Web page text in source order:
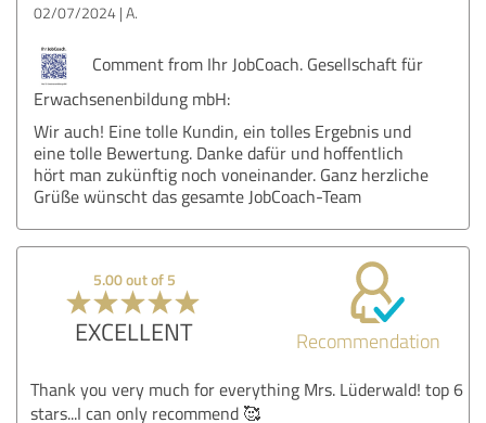
02/07/2024 A.
Comment from Ihr JobCoach. Gesellschaft für
Erwachsenenbildung mbH:
Wir auch! Eine tolle Kundin, ein tolles Ergebnis und
eine tolle Bewertung. Danke dafür und hoffentlich
hört man zukünftig noch voneinander. Ganz herzliche
Grüße wünscht das gesamte JobCoach-Team
5.00 out of 5
EXCELLENT Recommendation
Thank you very much for everything Mrs. Lüderwald! top 6
stars...I can only recommend 🥰